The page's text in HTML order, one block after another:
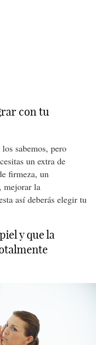
con tu
sabemos, pero
un extra de
firmeza, un
mejorar la
así deberás elegir tu
y que la